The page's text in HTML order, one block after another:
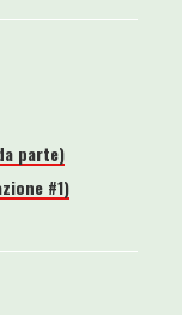
parte)
#1)